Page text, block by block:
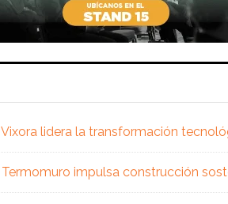
Vixora lidera la transformación
Termomuro impulsa construcción